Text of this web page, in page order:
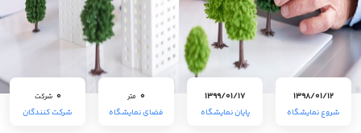
1398/01/12
شروع نمایشگاه
1399/01/17
پایان نمایشگاه
0 متر
فضای نمایشگاه
0 شرکت
شرکت کنندگان